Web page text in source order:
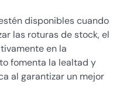
disponibles cuando
las roturas de stock, el
en la
fomenta la lealtad y
al garantizar un mejor